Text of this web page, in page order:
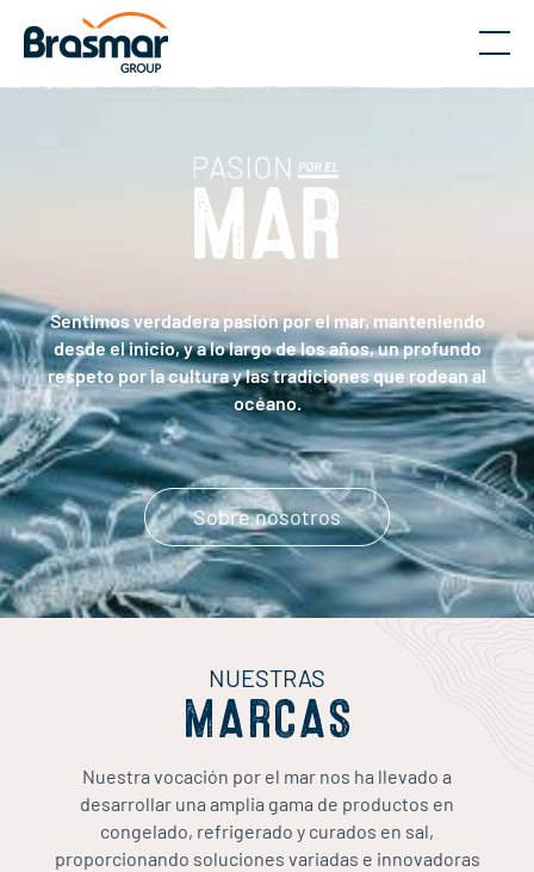
Sentimos verdadera pasión por el mar, manteniendo
desde el inicio, y a lo largo de los años, un profundo
respeto por la cultura y las tradiciones que rodean al
océano.
Sobre nosotros
NUESTRAS
MARCAS
Nuestra vocación por el mar nos ha llevado a
desarrollar una amplia gama de productos en
congelado, refrigerado y curados en sal,
proporcionando soluciones variadas e innovadoras